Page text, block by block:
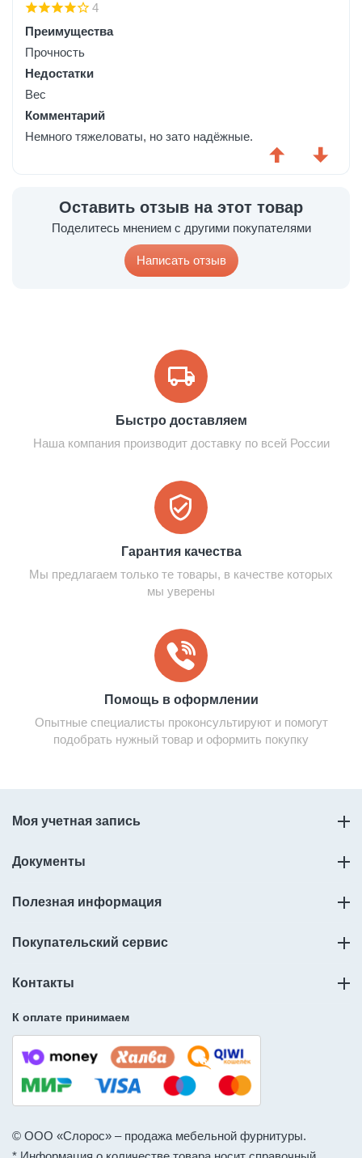
4
Преимущества
Прочность
Недостатки
Вес
Комментарий
Немного тяжеловаты, но зато надёжные.
Оставить отзыв на этот товар
Поделитесь мнением с другими покупателями
Написать отзыв
Быстро доставляем
Наша компания производит доставку по всей России
Гарантия качества
Мы предлагаем только те товары, в качестве которых
мы уверены
Помощь в оформлении
Опытные специалисты проконсультируют и помогут
подобрать нужный товар и оформить покупку
Моя учетная запись
Документы
Полезная информация
Покупательский сервис
Контакты
К оплате принимаем
© ООО «Слорос» – продажа мебельной фурнитуры.